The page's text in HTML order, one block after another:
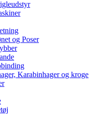
og Poser
Karabinhager og kroge